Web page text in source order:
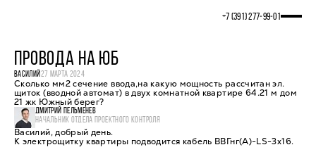
+7 (391) 277‒99‒01
ПРОВОДА НА ЮБ
ВАСИЛИЙ27 МАРТА 2024
Сколько мм2 сечение ввода,на какую мощность рассчитан эл.
щиток (вводной автомат) в двух комнатной квартире 64.21 м дом
21 жк Южный берег?
ДМИТРИЙ ПЕЛЬМЕНЕВ
НАЧАЛЬНИК ОТДЕЛА ПРОЕКТНОГО КОНТРОЛЯ
Василий, добрый день.
К электрощитку квартиры подводится кабель ВВГнг(А)-LS-3х16.